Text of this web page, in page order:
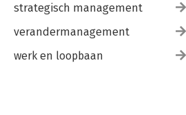
strategisch management
verandermanagement
werk en loopbaan